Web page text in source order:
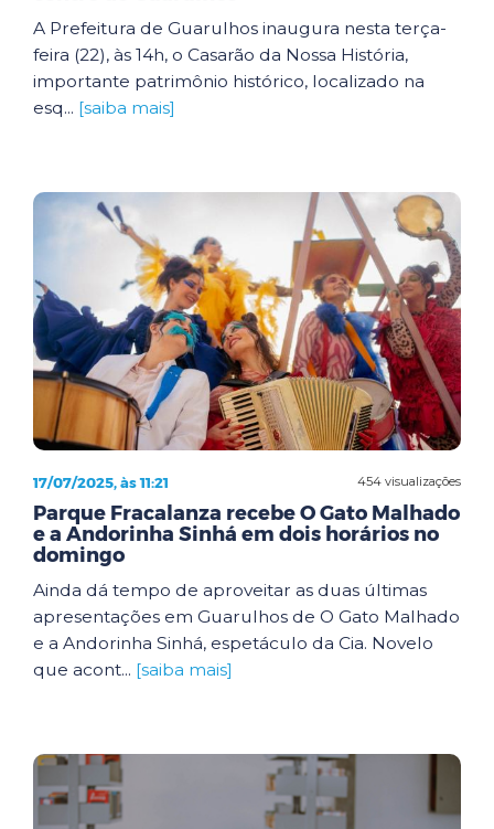
A Prefeitura de Guarulhos inaugura nesta terça-
feira (22), às 14h, o Casarão da Nossa História,
importante patrimônio histórico, localizado na
esq... [saiba mais]
454 visualizações
17/07/2025, às 11:21
Parque Fracalanza recebe O Gato Malhado
e a Andorinha Sinhá em dois horários no
domingo
Ainda dá tempo de aproveitar as duas últimas
apresentações em Guarulhos de O Gato Malhado
e a Andorinha Sinhá, espetáculo da Cia. Novelo
que acont... [saiba mais]